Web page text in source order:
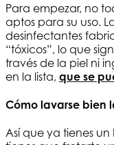
Para empezar, no
aptos para su uso.
desinfectantes
“tóxicos”, lo que
través de la piel ni
en la lista, que se
Cómo lavarse bien
Así que ya tienes